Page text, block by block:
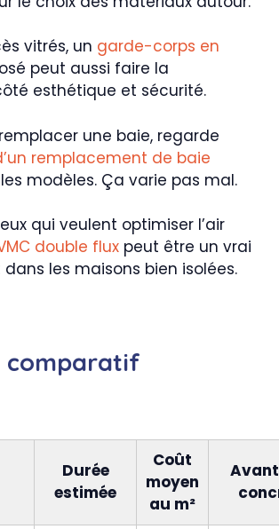
vitrés, un garde-corps en
peut aussi faire la
esthétique et sécurité.
une baie, regarde
remplacement de baie
modèles. Ça varie pas mal.
qui veulent optimiser l’air
double flux peut être un vrai
dans les maisons bien isolées.
comparatif
Durée
estimée
Coût
moyen
au m²